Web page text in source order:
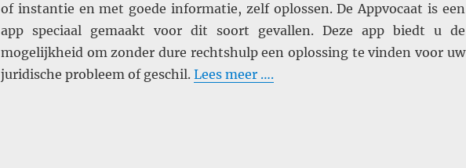
of instantie en met goede informatie, zelf oplossen. De Appvocaat is een
app speciaal gemaakt voor dit soort gevallen. Deze app biedt u de
mogelijkheid om zonder dure rechtshulp een oplossing te vinden voor uw
juridische probleem of geschil. Lees meer ….